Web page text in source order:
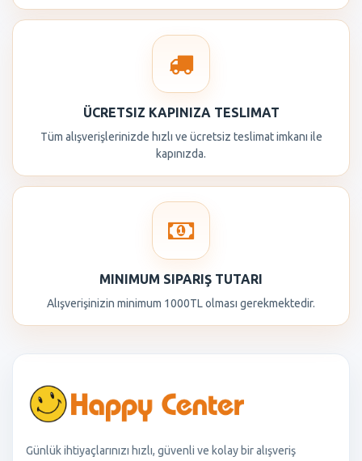
ÜCRETSIZ KAPINIZA TESLIMAT
Tüm alışverişlerinizde hızlı ve ücretsiz teslimat imkanı ile
kapınızda.
MINIMUM SIPARIŞ TUTARI
Alışverişinizin minimum 1000TL olması gerekmektedir.
Günlük ihtiyaçlarınızı hızlı, güvenli ve kolay bir alışveriş